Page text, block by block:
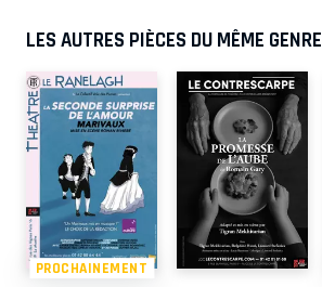
LES AUTRES PIÈCES DU MÊME GENRE
PROCHAINEMENT